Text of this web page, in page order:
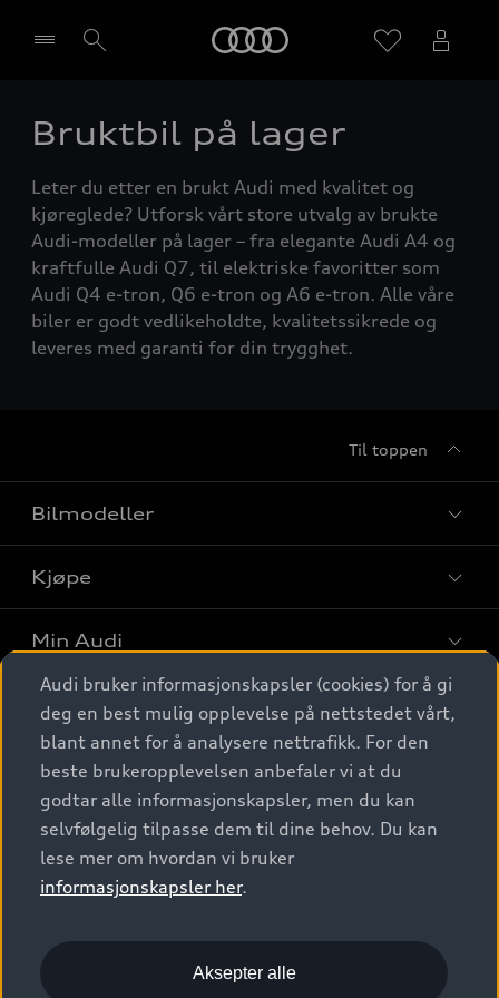
Velg forhandler
Bruktbil på lager
Leter du etter en brukt Audi med kvalitet og
kjøreglede? Utforsk vårt store utvalg av brukte
Audi-modeller på lager – fra elegante Audi A4 og
kraftfulle Audi Q7, til elektriske favoritter som
Audi Q4 e-tron, Q6 e-tron og A6 e-tron. Alle våre
biler er godt vedlikeholdte, kvalitetssikrede og
leveres med garanti for din trygghet.
Til toppen
Bilmodeller
Finn din Audi
Sammenlign bilmodeller
Elbiler
SUV
Stasjonsvogn
Sportback
S/RS
Konseptbiler og prototyper
Kjøpe
Kjøpshjelp
Biler på lager
Finn forhandler
Bestill prøvekjøring
Kontakt forhandler
Bilgarantier
Min Audi
Behold nybilfølelsen
Audi Originalt tilbehør
Verkstedtjenester
Digitale tjenester
Audi digitale tjenester
Audi connect
Functions on demand
Kom i gang med myAudi
Audi Norge
Kundeservice
Audi Driving Experience
© 2026 AUDI NORGE. All Rights Reserved.
Imprint
Audi bruker informasjonskapsler (cookies) for å gi
deg en best mulig opplevelse på nettstedet vårt,
blant annet for å analysere nettrafikk. For den
beste brukeropplevelsen anbefaler vi at du
godtar alle informasjonskapsler, men du kan
selvfølgelig tilpasse dem til dine behov. Du kan
lese mer om hvordan vi bruker
informasjonskapsler her.
Aksepter alle